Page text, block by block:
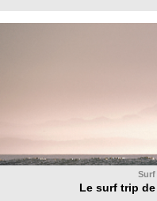
Surf
Le surf trip de